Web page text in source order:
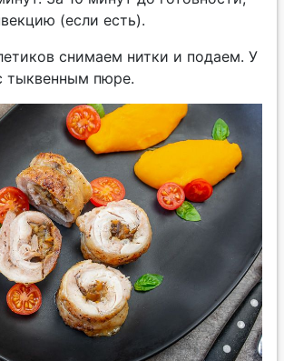
(если есть).
снимаем нитки и подаем. У
тыквенным пюре.